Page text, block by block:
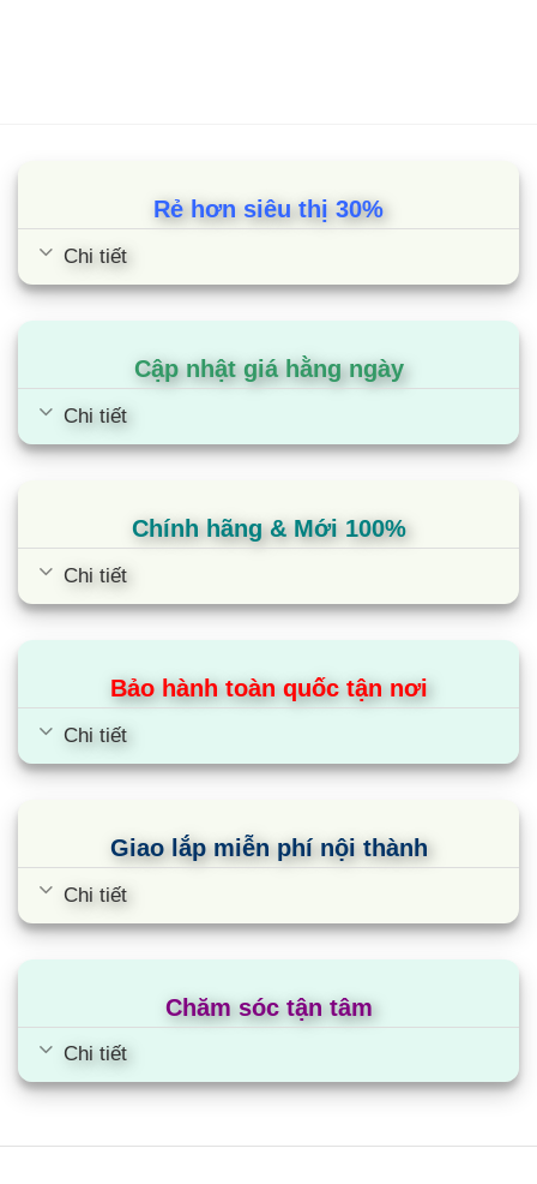
Rẻ hơn siêu thị 30%
Chi tiết
Cập nhật giá hằng ngày
Chi tiết
Chính hãng & Mới 100%
Chi tiết
Bảo hành toàn quốc tận nơi
Chi tiết
Giao lắp miễn phí nội thành
Chi tiết
Chăm sóc tận tâm
Chi tiết